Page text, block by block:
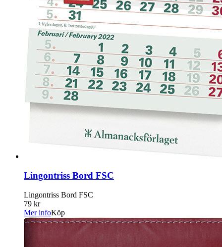
Lingontriss Bord FSC
Lingontriss Bord FSC
79 kr
Mer infoKöp